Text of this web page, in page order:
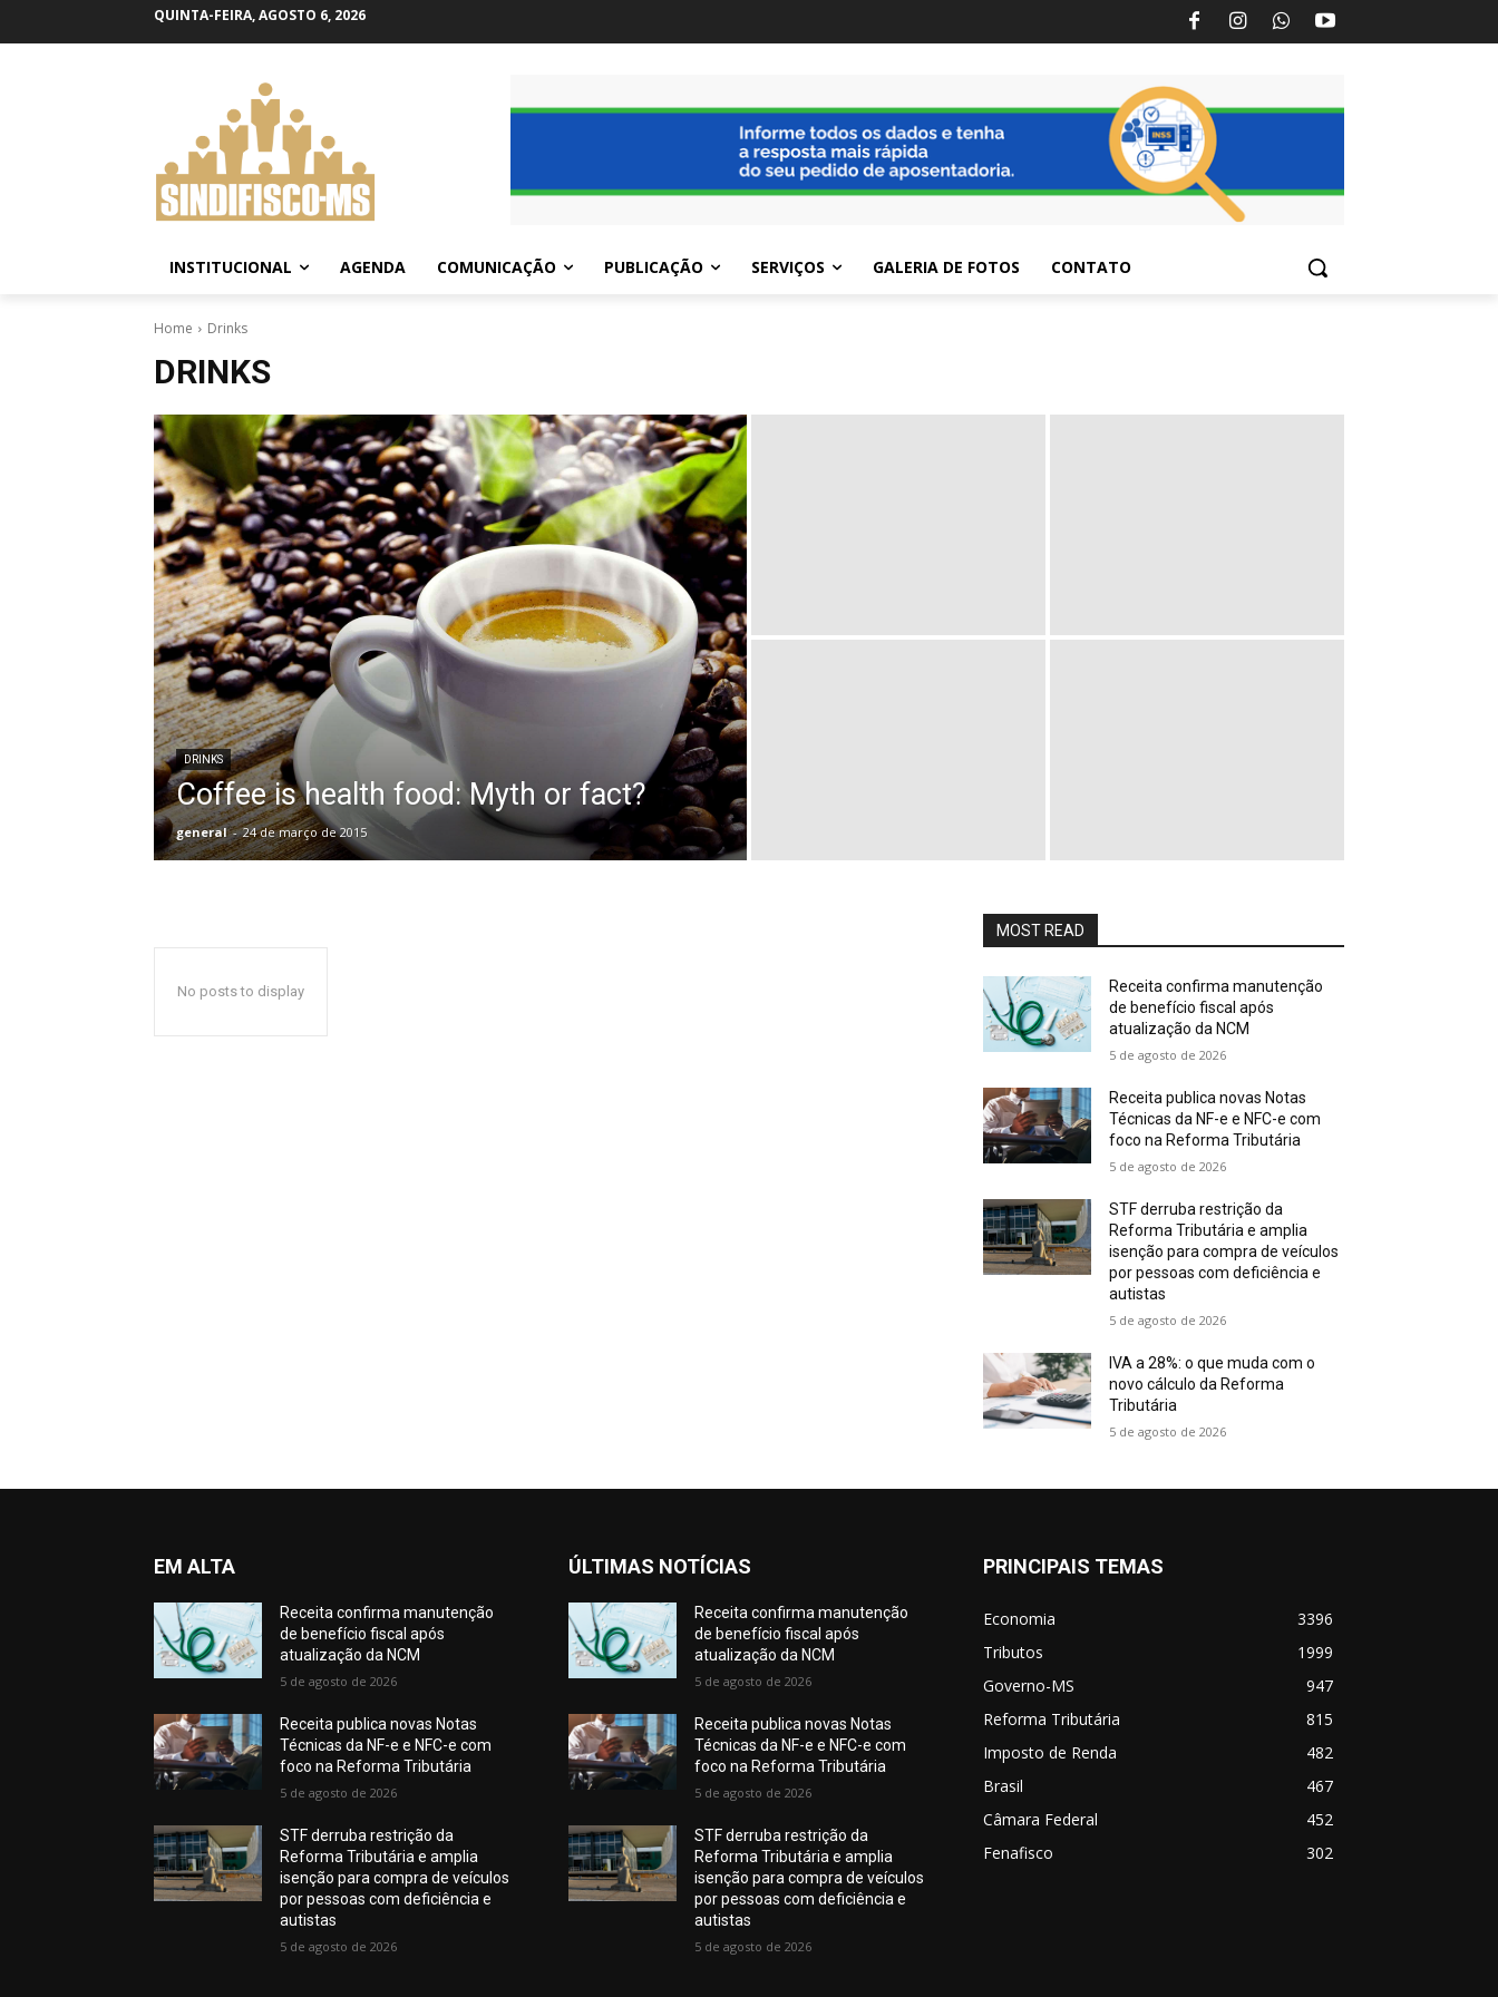
QUINTA-FEIRA, AGOSTO 6, 2026
INSTITUCIONAL AGENDA COMUNICAÇÃO PUBLICAÇÃO SERVIÇOS GALERIA DE FOTOS CONTATO
Home Drinks
DRINKS
DRINKS
Coffee is health food: Myth or fact?
general - 24 de março de 2015
No posts to display
MOST READ
Receita confirma manutenção
de benefício fiscal após
atualização da NCM
5 de agosto de 2026
Receita publica novas Notas
Técnicas da NF-e e NFC-e com
foco na Reforma Tributária
5 de agosto de 2026
STF derruba restrição da
Reforma Tributária e amplia
isenção para compra de veículos
por pessoas com deficiência e
autistas
5 de agosto de 2026
IVA a 28%: o que muda com o
novo cálculo da Reforma
Tributária
5 de agosto de 2026
EM ALTA
Receita confirma manutenção
de benefício fiscal após
atualização da NCM
5 de agosto de 2026
Receita publica novas Notas
Técnicas da NF-e e NFC-e com
foco na Reforma Tributária
5 de agosto de 2026
STF derruba restrição da
Reforma Tributária e amplia
isenção para compra de veículos
por pessoas com deficiência e
autistas
5 de agosto de 2026
ÚLTIMAS NOTÍCIAS
Receita confirma manutenção
de benefício fiscal após
atualização da NCM
5 de agosto de 2026
Receita publica novas Notas
Técnicas da NF-e e NFC-e com
foco na Reforma Tributária
5 de agosto de 2026
STF derruba restrição da
Reforma Tributária e amplia
isenção para compra de veículos
por pessoas com deficiência e
autistas
5 de agosto de 2026
PRINCIPAIS TEMAS
Economia
3396
Tributos
1999
Governo-MS
947
Reforma Tributária
815
Imposto de Renda
482
Brasil
467
Câmara Federal
452
Fenafisco
302